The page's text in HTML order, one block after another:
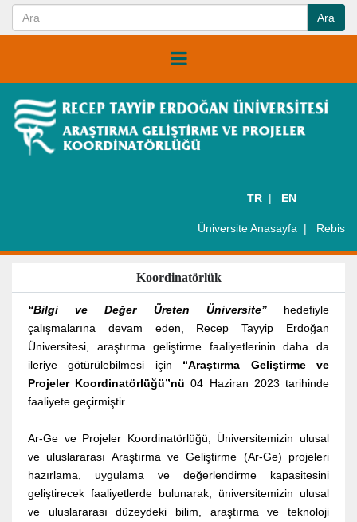
TR EN
Üniversite Anasayfa Rebis
Koordinatörlük
“Bilgi ve Değer Üreten Üniversite”hedefiyle
çalışmalarına devam eden, Recep Tayyip Erdoğan
Üniversitesi, araştırma geliştirme faaliyetlerinin daha da
ileriye götürülebilmesi için “Araştırma Geliştirme ve
Projeler Koordinatörlüğü”nü04 Haziran 2023 tarihinde
faaliyete geçirmiştir.
Ar-Ge ve Projeler Koordinatörlüğü, Üniversitemizin ulusal
ve uluslararası Araştırma ve Geliştirme (Ar-Ge) projeleri
hazırlama, uygulama ve değerlendirme kapasitesini
geliştirecek faaliyetlerde bulunarak, üniversitemizin ulusal
ve uluslararası düzeydeki bilim, araştırma ve teknoloji